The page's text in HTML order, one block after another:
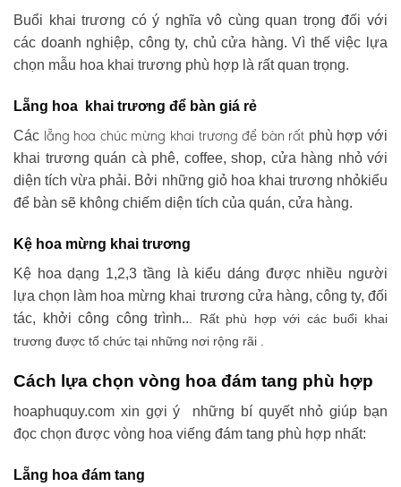
Buổi khai trương có ý nghĩa vô cùng quan trọng đối với
các doanh nghiệp, công ty, chủ cửa hàng. Vì thế việc lựa
chọn mẫu hoa khai trương phù hợp là rất quan trọng.
Lẵng hoa khai trương để bàn giá rẻ
Các lẵng hoa chúc mừng khai trương để bàn rất phù hợp với
khai trương quán cà phê, coffee, shop, cửa hàng nhỏ với
diện tích vừa phải. Bởi những giỏ hoa khai trương nhỏkiểu
để bàn sẽ không chiếm diện tích của quán, cửa hàng.
Kệ hoa mừng khai trương
Kệ hoa dạng 1,2,3 tầng là kiểu dáng được nhiều người
lựa chọn làm hoa mừng khai trương cửa hàng, công ty, đối
tác, khởi công công trình.. . Rất phù hợp với các buổi khai
trương được tổ chức tại những nơi rộng rãi .
Cách lựa chọn vòng hoa đám tang phù hợp
hoaphuquy.com xin gợi ý những bí quyết nhỏ giúp bạn
đọc chọn được vòng hoa viếng đám tang phù hợp nhất:
Lẵng hoa đám tang